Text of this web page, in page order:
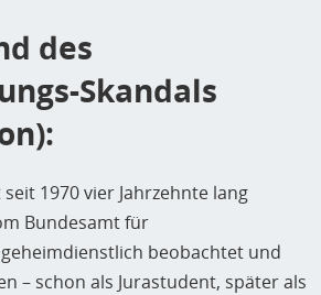
des
Skandals
1970 vier Jahrzehnte lang
Bundesamt für
beobachtet und
– schon als Jurastudent, später als